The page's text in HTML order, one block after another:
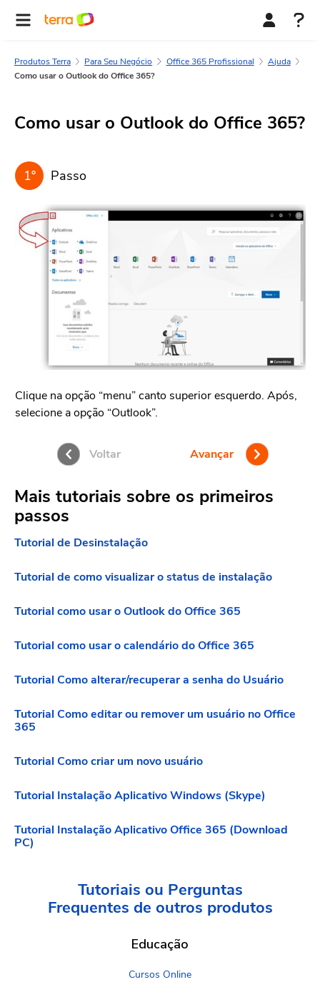
Produtos Terra Para Seu Negócio Office 365 Profissional
Ajuda
Como usar o Outlook do Office 365?
Como usar o Outlook do Office 365?
1º Passo
Clique na opção “menu” canto superior esquerdo. Após,
selecione a opção “Outlook”.
Voltar Avançar
Mais tutoriais sobre os primeiros
passos
Tutorial de Desinstalação
Tutorial de como visualizar o status de instalação
Tutorial como usar o Outlook do Office 365
Tutorial como usar o calendário do Office 365
Tutorial Como alterar/recuperar a senha do Usuário
Tutorial Como editar ou remover um usuário no Office
365
Tutorial Como criar um novo usuário
Tutorial Instalação Aplicativo Windows (Skype)
Tutorial Instalação Aplicativo Office 365 (Download
PC)
Tutoriais ou Perguntas
Frequentes de outros produtos
Educação
Cursos Online